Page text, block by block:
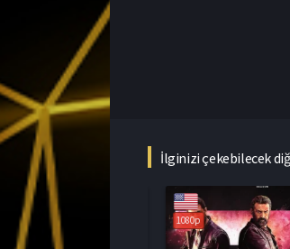
İlginizi çekebilecek
1080p
1080p